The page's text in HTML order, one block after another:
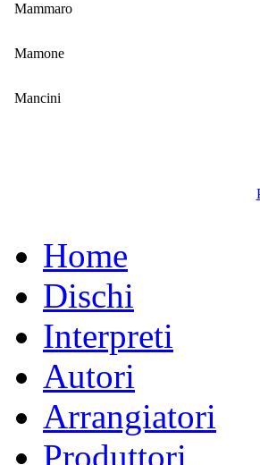
Mammaro
Mamone
Mancini
Home
Dischi
Interpreti
Autori
Arrangiatori
Produttori